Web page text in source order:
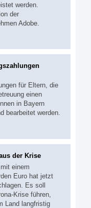
werden.
der
Adobe.
für Eltern, die
einen
in Bayern
bearbeitet werden.
der Krise
einem
Euro hat jetzt
Es soll
Krise führen,
Land langfristig